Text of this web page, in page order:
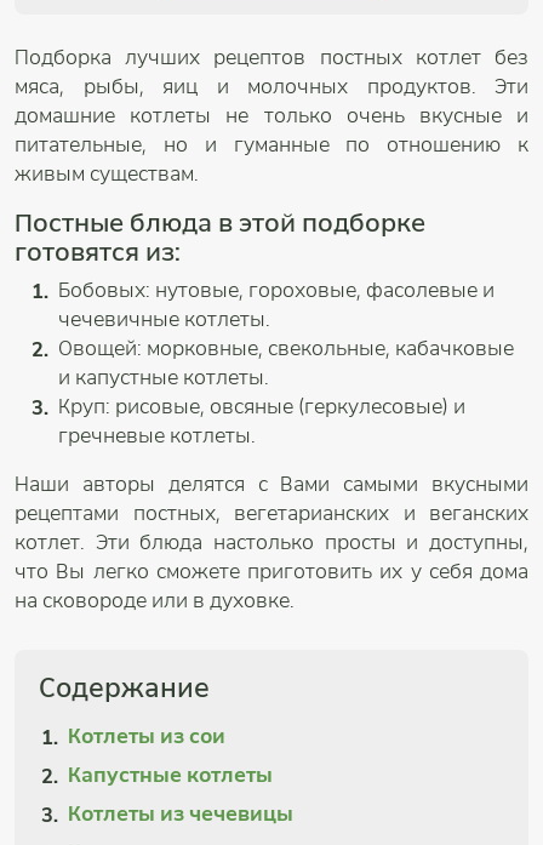
Подборка лучших рецептов постных котлет без
мяса, рыбы, яиц и молочных продуктов. Эти
домашние котлеты не только очень вкусные и
питательные, но и гуманные по отношению к
живым существам.
Постные блюда в этой подборке
готовятся из:
Бобовых: нутовые, гороховые, фасолевые и
чечевичные котлеты.
Овощей: морковные, свекольные, кабачковые
и капустные котлеты.
Круп: рисовые, овсяные (геркулесовые) и
гречневые котлеты.
Наши авторы делятся с Вами самыми вкусными
рецептами постных, вегетарианских и веганских
котлет. Эти блюда настолько просты и доступны,
что Вы легко сможете приготовить их у себя дома
на сковороде или в духовке.
Содержание
Котлеты из сои
Капустные котлеты
Котлеты из чечевицы